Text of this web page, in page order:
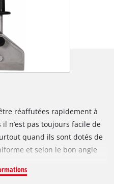
réaffutées rapidement à
il n’est pas toujours facile de
quand ils sont dotés de
et selon le bon angle
pour pallier cet